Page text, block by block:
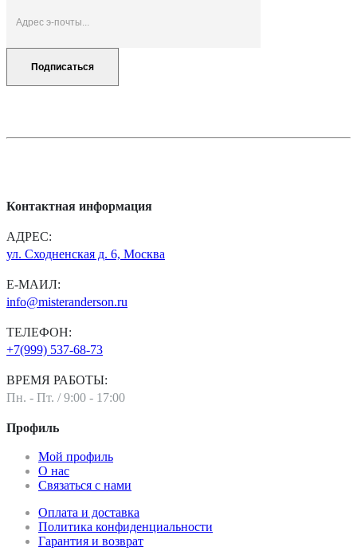
Контактная информация
АДРЕС:
ул. Сходненская д. 6, Москва
Е-МАИЛ:
info@misteranderson.ru
ТЕЛЕФОН:
+7(999) 537-68-73
ВРЕМЯ РАБОТЫ:
Пн. - Пт. / 9:00 - 17:00
Профиль
Мой профиль
О нас
Связаться с нами
Оплата и доставка
Политика конфиденциальности
Гарантия и возврат